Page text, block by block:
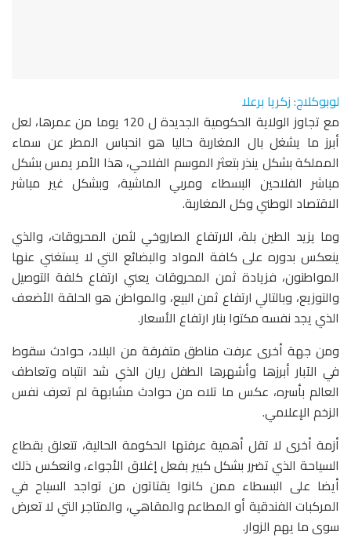
لوبوكلاج: زكريا برعلا
مع تجاوز الولاية الحكومية الجديدة ل 120 يوما من عمرها، لعل
أبرز ما يشغل بال المغاربة حاليا هو انحباس المطر عن سماء
المملكة بشكل ينذر بتعثر الموسم الفلاحي، هذا الأمر يمس بشكل
مباشر الفلاحين البسطاء ومربي الماشية، وبشكل غير مباشر
الاقتصاد الوطني وكل المغاربة.
وما يزيد الطين بلة، الارتفاع الصاروخي لثمن المحروقات، والذي
ينعكس بدوره على كافة المواد والبضائع التي لا يستغني عنها
المواطنون، فزيادة ثمن المحروقات يعني ارتفاع كلفة التوصيل
والتوزيع، وبالتالي ارتفاع ثمن البيع، والمواطن هو الحلقة الأضعف
الذي يجد نفسه مكتوا بنار ارتفاع الأسعار.
ومن جهة أخرى عرفت مناطق متفرقة من البلاد، حوادث سقوط
في الآبار أبرزها وأشهرها الطفل ريان الذي شد انتباه وتعاطف
العالم بأسره، عكس ما تلاه من حوادث مشابهة لم تعرف نفس
الزخم الإعلامي.
أزمة أخرى لا تقل أهمية عرفتها الحكومة الحالية، تتعلق بقطاع
السياحة الذي تضرر بشكل كبير بفعل إغلاق الأجواء، وانعكس ذلك
أيضا على البسطاء ممن كانوا يقتاتون من تواجد السياح في
المركبات الفندقية أو المطاعم والمقاهي، والمتاجر التي لا تعرض
سوى ما يهم الزوار.